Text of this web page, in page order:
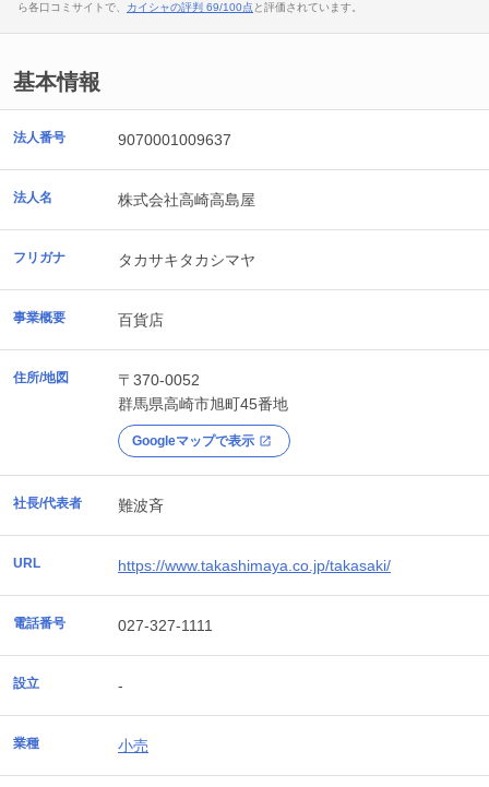
ら各口コミサイトで、 カイシャの評判 69/100点 と評価されています。
基本情報
法人番号 9070001009637
法人名 株式会社高崎高島屋
フリガナ タカサキタカシマヤ
事業概要 百貨店
住所/地図
〒370-0052
群馬県高崎市旭町45番地
Googleマップで表示
社長/代表者 難波斉
URL https://www.takashimaya.co.jp/takasaki/
電話番号 027-327-1111
設立 -
業種 小売